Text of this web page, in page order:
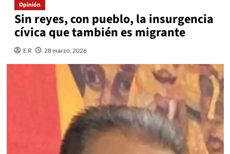
Opinión
Sin reyes, con pueblo, la insurgencia
cívica que también es migrante
E R 28 marzo, 2026